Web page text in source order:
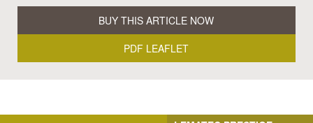
BUY THIS ARTICLE NOW
PDF LEAFLET